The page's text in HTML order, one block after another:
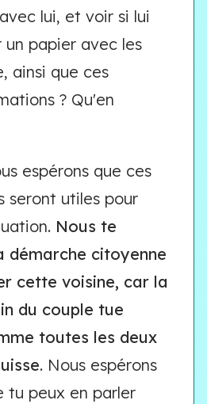
lui, et voir si lui
un papier avec les
ainsi que ces
? Qu'en
espérons que ces
seront utiles pour
Nous te
démarche citoyenne
cette voisine, car la
du couple tue
toutes les deux
. Nous espérons
tu peux en parler